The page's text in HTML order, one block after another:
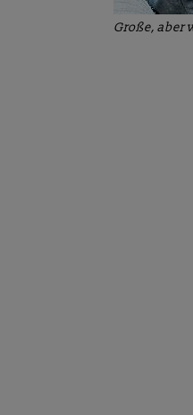
Große, aber